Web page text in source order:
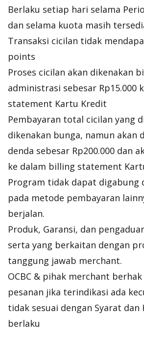
Berlaku setiap hari selama
dan selama kuota masih
Transaksi cicilan tidak
points
Proses cicilan akan dikenakan
administrasi sebesar Rp15.000
statement Kartu Kredit
Pembayaran total cicilan yang
dikenakan bunga, namun akan
denda sebesar Rp200.000 dan
ke dalam billing statement
Program tidak dapat digabung
pada metode pembayaran
berjalan.
Produk, Garansi, dan
serta yang berkaitan dengan
tanggung jawab merchant.
OCBC & pihak merchant
pesanan jika terindikasi ada
tidak sesuai dengan Syarat dan
berlaku